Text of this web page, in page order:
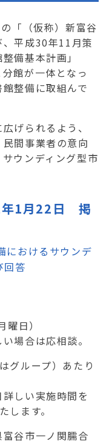
「（仮称）新富谷
平成30年11月策
備基本計画」
館が一体となっ
整備に取組んで
げられるよう、
間事業者の意向
ウンディング型市
1月22日 掲
におけるサウンデ
答
日）
は応相談。
グループ）あたり
い実施時間を
します。
谷市一ノ関臑合